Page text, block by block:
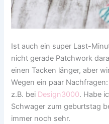
Ist auch ein super Last-
nicht gerade Patchwork
einen Tacken länger, aber
Wegen ein paar
z.B. bei Design3000. Habe
Schwager zum geburtstag
immer noch sehr.